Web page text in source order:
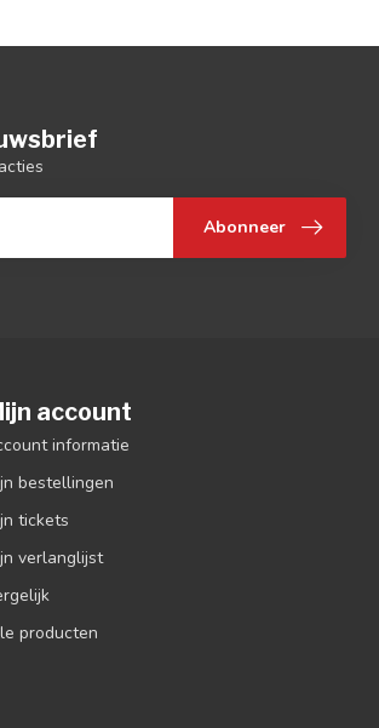
Abonneer
account
informatie
bestellingen
tickets
verlanglijst
producten